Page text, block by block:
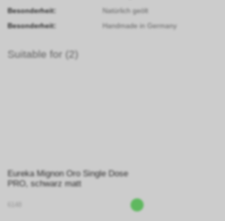
Besonderheit:
Natürlich geölt
Besonderheit:
Handmade in Germany
Suitable for (2)
Eureka Mignon Oro Single Dose
PRO, schwarz matt